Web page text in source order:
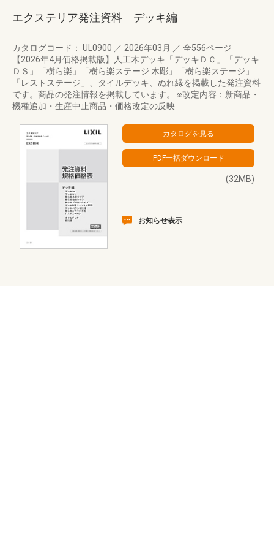
エクステリア発注資料 デッキ編
カタログコード： UL0900 ／ 2026年03月 ／ 全556ページ
【2026年4月価格掲載版】人工木デッキ「デッキＤＣ」「デッキ
ＤＳ」「樹ら楽」「樹ら楽ステージ 木彫」「樹ら楽ステージ」
「レストステージ」、タイルデッキ、ぬれ縁を掲載した発注資料
です。商品の発注情報を掲載しています。 ※改定内容：新商品・
機種追加・生産中止商品・価格改定の反映
(32MB)
お知らせ表示